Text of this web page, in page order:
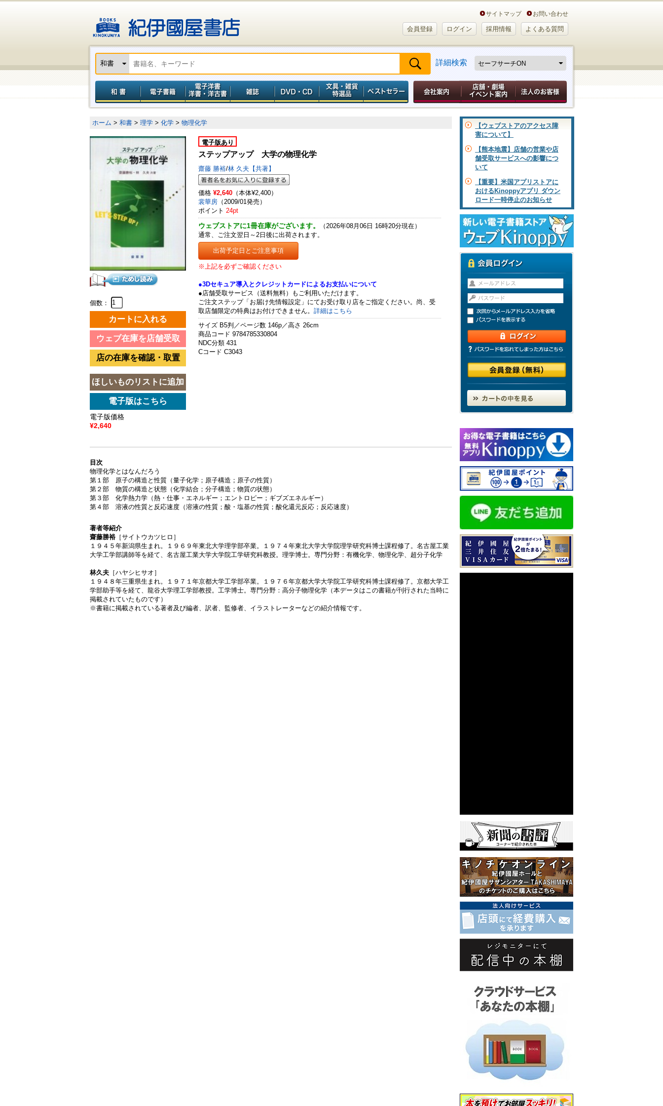
サイトマップ お問い合わせ
会員登録 ログイン 採用情報 よくある質問
詳細検索
ホーム > 和書 > 理学 > 化学 > 物理化学
個数：
電子版価格
¥2,640
電子版あり
ステップアップ 大学の物理化学
齋藤 勝裕/林 久夫【共著】
価格 ¥2,640 （本体¥2,400）
裳華房 （2009/01発売）
ポイント 24pt
ウェブストアに1冊在庫がございます。
（2026年08月06日 16時20分現在）
通常、ご注文翌日～2日後に出荷されます。
出荷予定日とご注意事項
※上記を必ずご確認ください
●3Dセキュア導入とクレジットカードによるお支払いについて
●店舗受取サービス（送料無料）もご利用いただけます。
ご注文ステップ「お届け先情報設定」にてお受け取り店をご指定ください。尚、受
取店舗限定の特典はお付けできません。 詳細はこちら
サイズ B5判／ページ数 146p／高さ 26cm
商品コード 9784785330804
NDC分類 431
Cコード C3043
目次
物理化学とはなんだろう
第１部 原子の構造と性質（量子化学；原子構造；原子の性質）
第２部 物質の構造と状態（化学結合；分子構造；物質の状態）
第３部 化学熱力学（熱・仕事・エネルギー；エントロピー；ギブズエネルギー）
第４部 溶液の性質と反応速度（溶液の性質；酸・塩基の性質；酸化還元反応；反応速度）
著者等紹介
齋藤勝裕 ［サイトウカツヒロ］
１９４５年新潟県生まれ。１９６９年東北大学理学部卒業。１９７４年東北大学大学院理学研究科博士課程修了。名古屋工業
大学工学部講師等を経て、名古屋工業大学大学院工学研究科教授。理学博士。専門分野：有機化学、物理化学、超分子化学
林久夫 ［ハヤシヒサオ］
１９４８年三重県生まれ。１９７１年京都大学工学部卒業。１９７６年京都大学大学院工学研究科博士課程修了。京都大学工
学部助手等を経て、龍谷大学理工学部教授。工学博士。専門分野：高分子物理化学（本データはこの書籍が刊行された当時に
掲載されていたものです）
※書籍に掲載されている著者及び編者、訳者、監修者、イラストレーターなどの紹介情報です。
【ウェブストアのアクセス障
害について】
【熊本地震】店舗の営業や店
舗受取サービスへの影響につ
いて
【重要】米国アプリストアに
おけるKinoppyアプリ ダウン
ロード一時停止のお知らせ